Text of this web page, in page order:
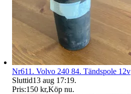
Nr611. Volvo 240 84. Tändspole 12v
Sluttid13 aug 17:19.
Pris:150 kr,Köp nu.